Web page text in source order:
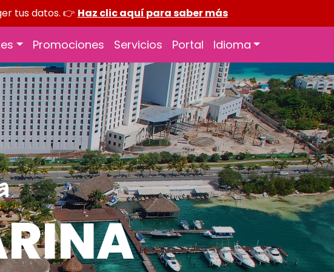
tus datos. 👉 Haz clic aquí para saber más
Promociones Servicios Portal Idioma